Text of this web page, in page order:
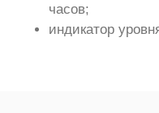
часов;
индикатор